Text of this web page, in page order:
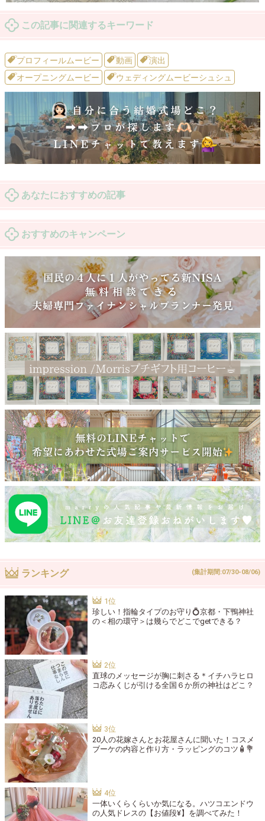
この記事に関連するキーワード
プロフィールムービー 動画
演出
オープニングムービー
ウェディングムービーシュシュ
あなたにおすすめの記事
おすすめのキャンペーン
ランキング (集計期間:07/30-08/06)
珍しい！指輪タイプのお守り💍京都・下鴨神社
の＜相の環守＞は幾らでどこでgetできる？
直球のメッセージが胸に刺さる＊イチハラヒロ
コ恋みくじが引ける全国６か所の神社はどこ？
20人の花嫁さんとお花屋さんに聞いた！コスメ
ブーケの内容と作り方・ラッピングのコツ🧴💐
一体いくらくらいか気になる。ハツコエンドウ
の人気ドレスの【お値段¥】を調べてみた！